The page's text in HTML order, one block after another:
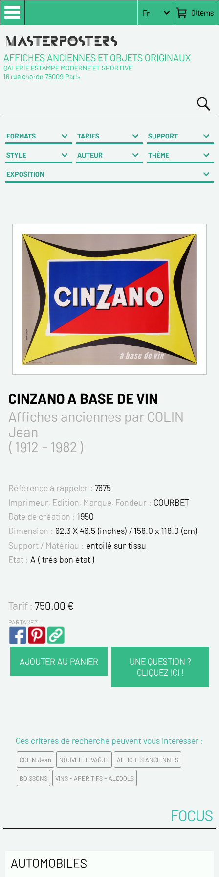
0items
Fr
AFFICHES ANCIENNES ET OBJETS ORIGINAUX
GALERIE ESTAMPE MODERNE ET SPORTIVE
16 rue choron 75009 Paris
FORMATS TARIFS SUPPORT
STYLE AUTEUR THÈME
EXPOSITION
CINZANO A BASE DE VIN
Affiches anciennes par COLIN
Jean
( 1912 - 1982 )
Référence à rappeler : 7675
Imprimeur, Edition, Marque, Fondeur : COURBET
Date de création : 1950
Dimension : 62.3 X 46.5 (inches) / 158.0 x 118.0 (cm)
Support / Matériau : entoilé sur tissu
Etat : A ( trés bon état )
Tarif : 750.00€
PARTAGEZ !
AJOUTER AU PANIER
UNE QUESTION ?
CLIQUEZ ICI !
Prénom*
Email*
Tél.
Remarques
Ces critères de recherche peuvent vous interesser :
COLIN Jean NOUVELLE VAGUE AFFICHES ANCIENNES
BOISSONS VINS - APERITIFS - ALCOOLS
FOCUS
AUTOMOBILES